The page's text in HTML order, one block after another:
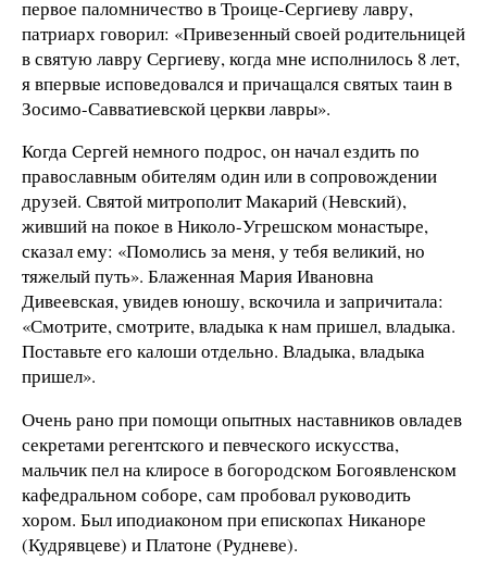
первое паломничество в Троице-Сергиеву лавру,
патриарх говорил: «Привезенный своей родительницей
в святую лавру Сергиеву, когда мне исполнилось 8 лет,
я впервые исповедовался и причащался святых таин в
Зосимо-Савватиевской церкви лавры».
Когда Сергей немного подрос, он начал ездить по
православным обителям один или в сопровождении
друзей. Святой митрополит Макарий (Невский),
живший на покое в Николо-Угрешском монастыре,
сказал ему: «Помолись за меня, у тебя великий, но
тяжелый путь». Блаженная Мария Ивановна
Дивеевская, увидев юношу, вскочила и запричитала:
«Смотрите, смотрите, владыка к нам пришел, владыка.
Поставьте его калоши отдельно. Владыка, владыка
пришел».
Очень рано при помощи опытных наставников овладев
секретами регентского и певческого искусства,
мальчик пел на клиросе в богородском Богоявленском
кафедральном соборе, сам пробовал руководить
хором. Был иподиаконом при епископах Никаноре
(Кудрявцеве) и Платоне (Рудневе).